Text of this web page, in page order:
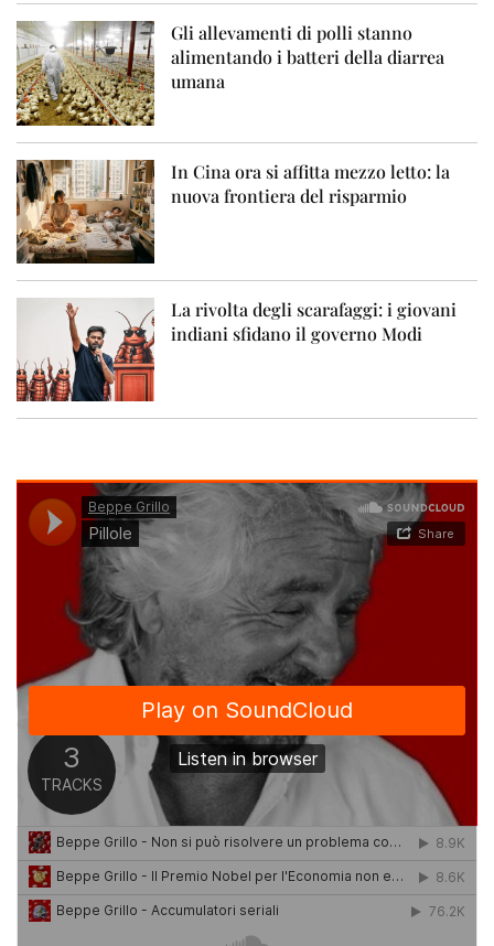
Gli allevamenti di polli stanno
alimentando i batteri della diarrea
umana
In Cina ora si affitta mezzo letto: la
nuova frontiera del risparmio
La rivolta degli scarafaggi: i giovani
indiani sfidano il governo Modi